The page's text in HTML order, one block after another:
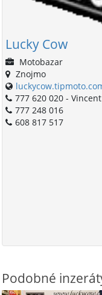
Lucky Cow
Motobazar
Znojmo
777 620 020 -
777 248 016
608 817 517
Podobné